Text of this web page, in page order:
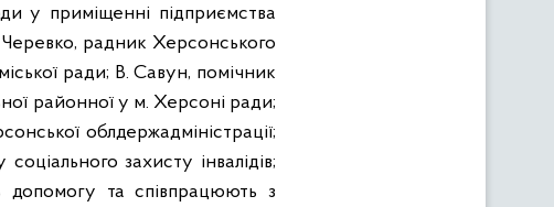
у приміщенні підприємства
радник Херсонського
ради; В. Савун, помічник
районної у м. Херсоні ради;
облдержадміністрації;
захисту інвалідів;
допомогу та співпрацюють з